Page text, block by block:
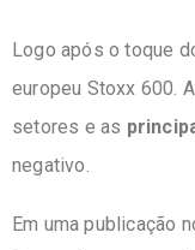
Logo após o toque
europeu Stoxx 600.
setores e as
negativo.
Em uma publicação